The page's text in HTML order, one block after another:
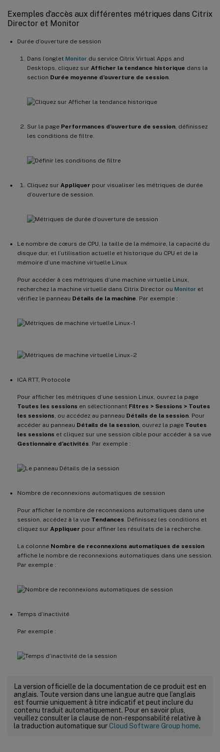
Exemples d’accès aux différentes métriques dans Citrix
Director et Monitor
Durée d’ouverture de session
Dans l’onglet Monitor du service Citrix Virtual Apps and
Desktops, cliquez sur Afficher la tendance historique dans la
section Durée moyenne d’ouverture de session
Sur la page Performances d’ouverture de session , définissez
les conditions de filtre.
Cliquez sur Appliquer pour visualiser les métriques de durée
d’ouverture de session.
Le nombre de cœurs de CPU, la taille de la mémoire, la capacité du
disque dur, et l’utilisation actuelle et historique du CPU et de la
mémoire d’une machine virtuelle Linux
Pour accéder à ces métriques d’une machine virtuelle Linux,
recherchez la machine virtuelle dans Citrix Director ou Monitor et
vérifiez le panneau Détails de la machine . Par exemple :
ICA RTT, Protocole
Pour afficher les métriques d’une session Linux, ouvrez la page
Toutes les sessions en sélectionnant Filtres > Sessions > Toutes
les sessions , ou accédez au panneau Détails de la session . Pour
accéder au panneau Détails de la session , ouvrez la page Toutes
les sessions et cliquez sur une session cible pour accéder à sa vue
Gestionnaire d’activités . Par exemple :
Nombre de reconnexions automatiques de session
Pour afficher le nombre de reconnexions automatiques dans une
session, accédez à la vue Tendances . Définissez les conditions et
cliquez sur Appliquer pour affiner les résultats de la recherche.
La colonne Nombre de reconnexions automatiques de session
affiche le nombre de reconnexions automatiques dans une session.
Par exemple :
Temps d’inactivité
Par exemple :
La version officielle de la documentation de ce produit est en
anglais. Toute version dans une langue autre que l’anglais
est fournie uniquement à titre indicatif et peut inclure du
contenu traduit automatiquement. Pour en savoir plus,
veuillez consulter la clause de non-responsabilité relative à
la traduction automatique surCloud Software Group home.